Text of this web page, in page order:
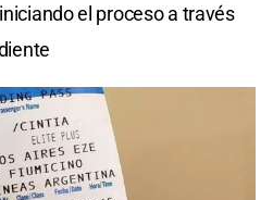
el proceso a través